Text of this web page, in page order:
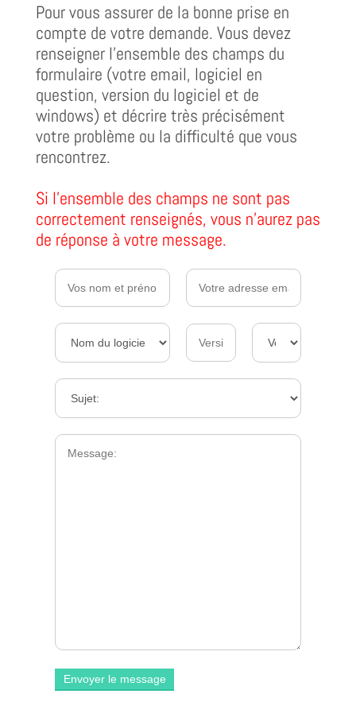
Pour vous assurer de la bonne prise en
compte de votre demande. Vous devez
renseigner l'ensemble des champs du
formulaire (votre email, logiciel en
question, version du logiciel et de
windows) et décrire très précisément
votre problème ou la difficulté que vous
rencontrez.
Si l'ensemble des champs ne sont pas
correctement renseignés, vous n'aurez pas
de réponse à votre message.